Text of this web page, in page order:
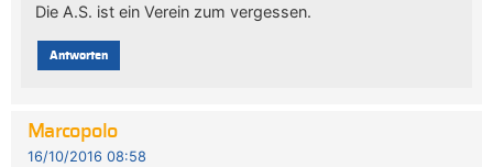
Die A.S. ist ein Verein zum vergessen.
Antworten
Marcopolo
16/10/2016 08:58